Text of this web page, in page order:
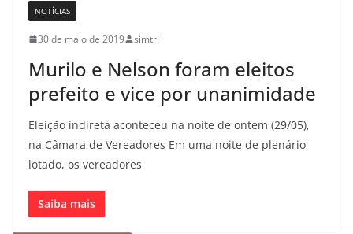
NOTÍCIAS
30 de maio de 2019 simtri
Murilo e Nelson foram eleitos
prefeito e vice por unanimidade
Eleição indireta aconteceu na noite de ontem (29/05),
na Câmara de Vereadores Em uma noite de plenário
lotado, os vereadores
Saiba mais